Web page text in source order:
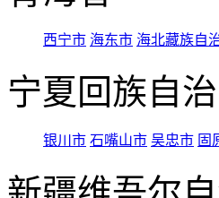
西宁市 海东市 海北藏族自
宁夏回族自
银川市 石嘴山市 吴忠市 固